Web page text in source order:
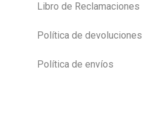
Libro de Reclamaciones
Política de devoluciones
Política de envíos